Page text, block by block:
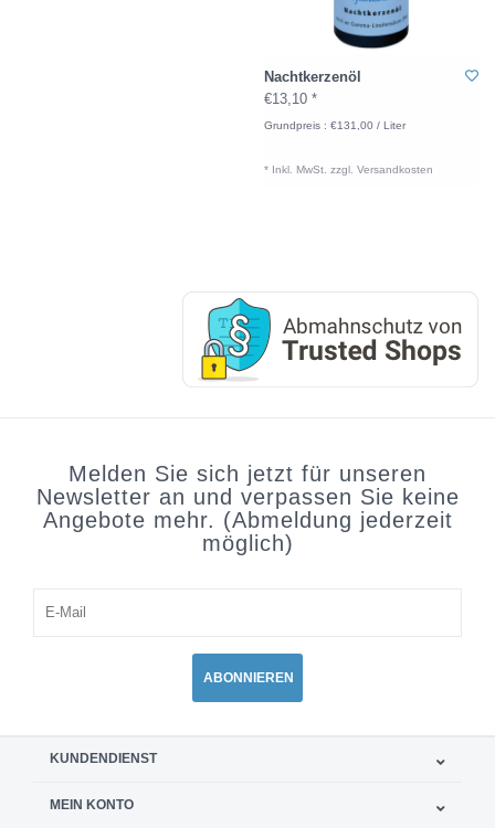
Nachtkerzenöl
€13,10 *
Grundpreis : €131,00 / Liter
* Inkl. MwSt. zzgl. Versandkosten
Melden Sie sich jetzt für unseren
Newsletter an und verpassen Sie keine
Angebote mehr. (Abmeldung jederzeit
möglich)
ABONNIEREN
KUNDENDIENST
MEIN KONTO